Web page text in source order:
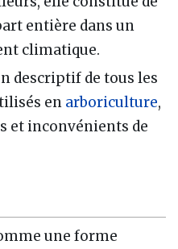
entière dans un
climatique.
descriptif de tous les
en arboriculture,
et inconvénients de
une forme